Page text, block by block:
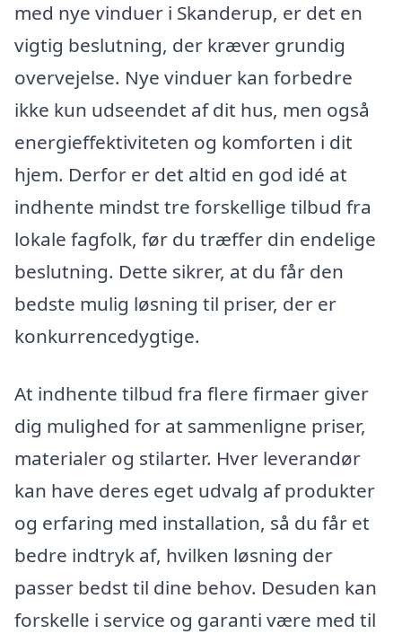
med nye vinduer i Skanderup, er det en
vigtig beslutning, der kræver grundig
overvejelse. Nye vinduer kan forbedre
ikke kun udseendet af dit hus, men også
energieffektiviteten og komforten i dit
hjem. Derfor er det altid en god idé at
indhente mindst tre forskellige tilbud fra
lokale fagfolk, før du træffer din endelige
beslutning. Dette sikrer, at du får den
bedste mulig løsning til priser, der er
konkurrencedygtige.
At indhente tilbud fra flere firmaer giver
dig mulighed for at sammenligne priser,
materialer og stilarter. Hver leverandør
kan have deres eget udvalg af produkter
og erfaring med installation, så du får et
bedre indtryk af, hvilken løsning der
passer bedst til dine behov. Desuden kan
forskelle i service og garanti være med til